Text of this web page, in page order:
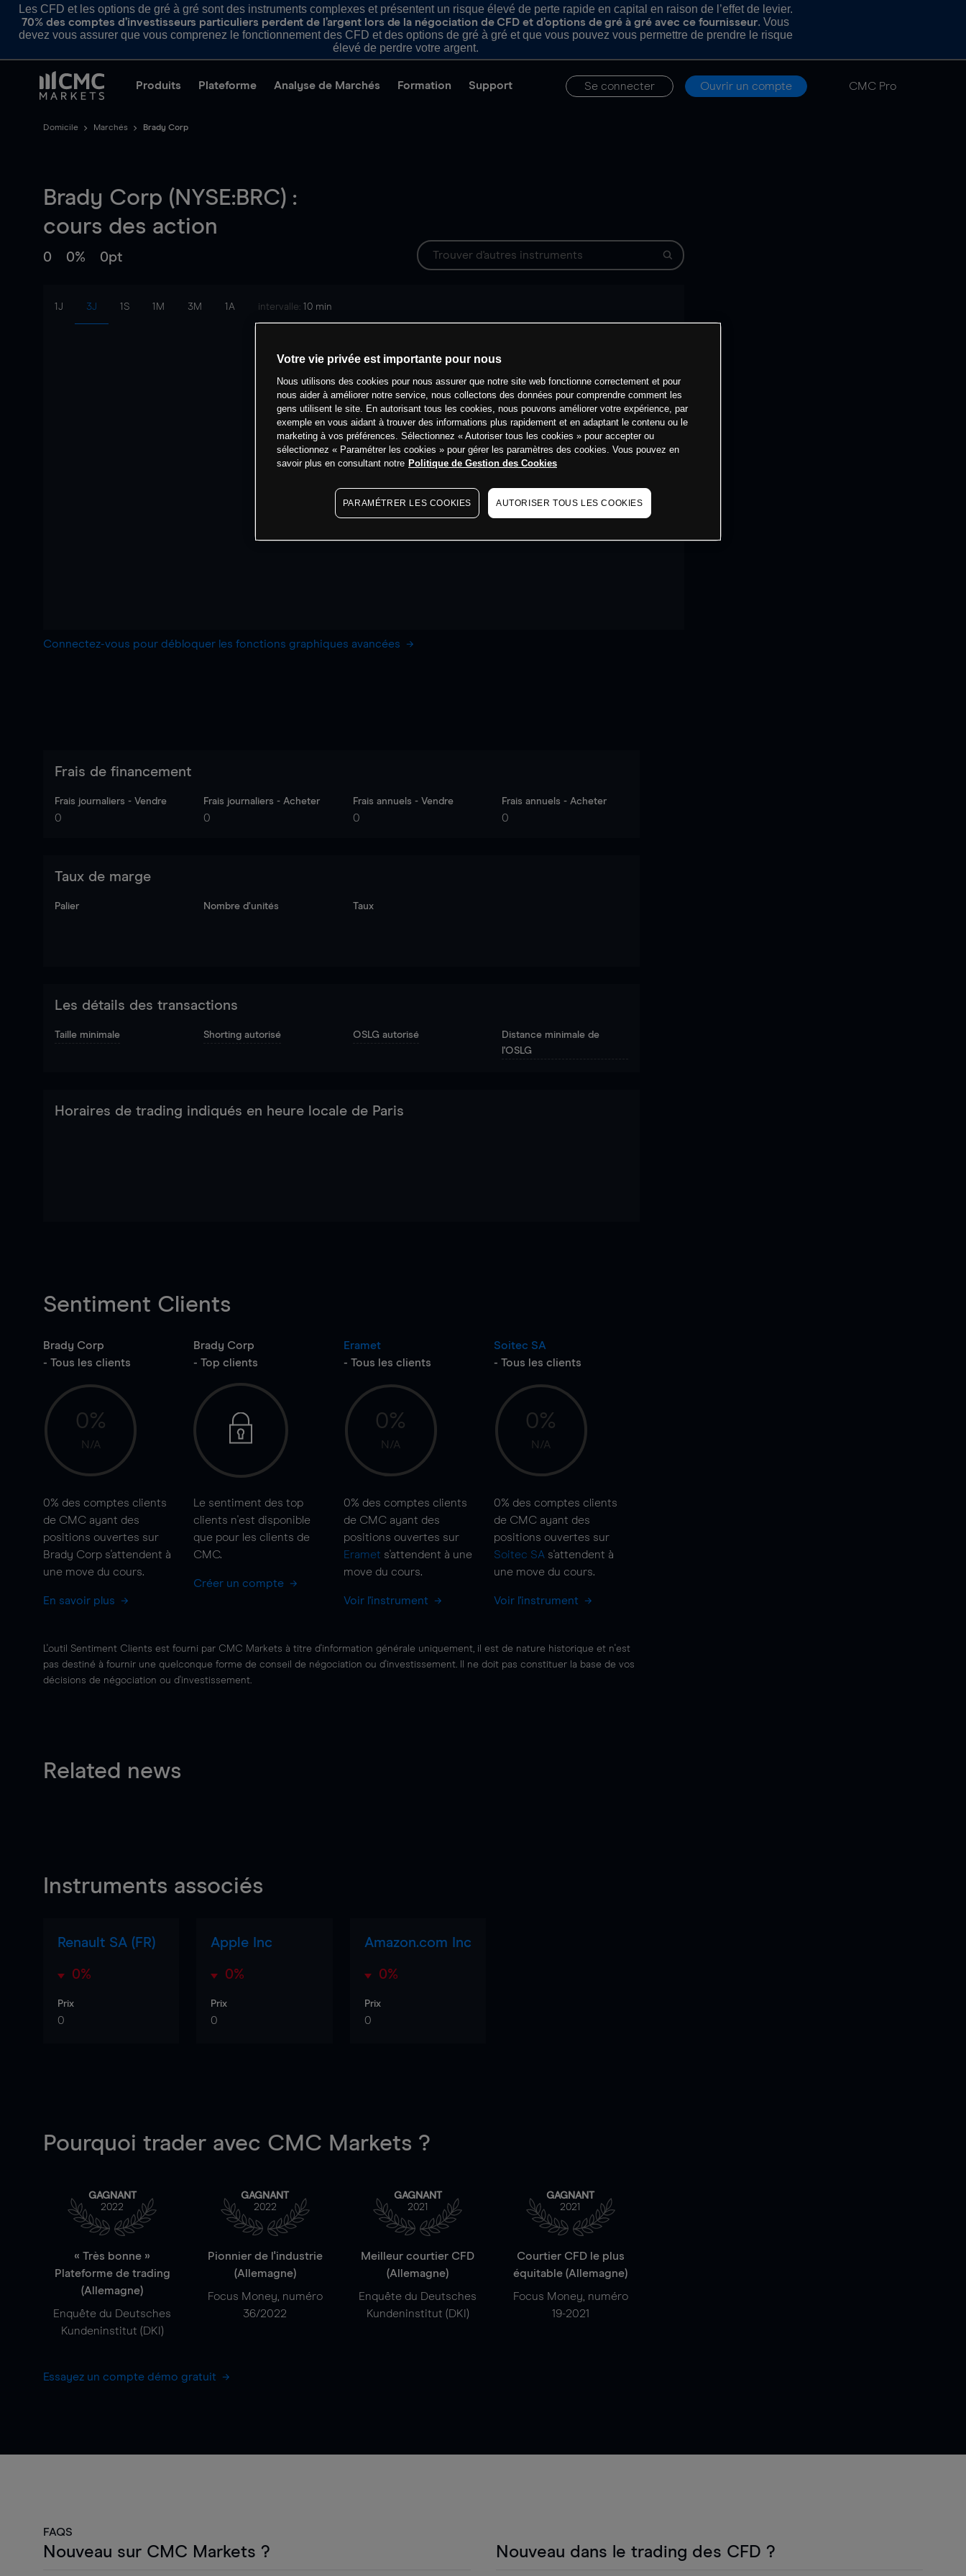
Les CFD et les options de gré à gré sont des instruments complexes et présentent un risque élevé de perte rapide en capital en raison de l’effet de levier.
70% des comptes d’investisseurs particuliers perdent de l’argent lors de la négociation de CFD et d’options de gré à gré avec ce fournisseur. Vous
devez vous assurer que vous comprenez le fonctionnement des CFD et des options de gré à gré et que vous pouvez vous permettre de prendre le risque
élevé de perdre votre argent.
Produits Plateforme Analyse de Marchés Formation Support Se connecter Ouvrir un compte CMC Pro
Domicile Marchés Brady Corp
Brady Corp (NYSE:BRC) :
cours des action
0 0% 0pt
1J 3J 1S 1M 3M 1A intervalle: 10 min
Connectez-vous pour débloquer les fonctions graphiques avancées
Frais de financement
Frais journaliers - Vendre
0
Frais journaliers - Acheter
0
Frais annuels - Vendre
0
Frais annuels - Acheter
0
Taux de marge
Palier Nombre d’unités Taux
Les détails des transactions
Taille minimale Shorting autorisé OSLG autorisé
Distance minimale de
l'OSLG
Horaires de trading indiqués en heure locale de Paris
Sentiment Clients
Brady Corp
- Tous les clients
0%
N/A
0% des comptes clients
de CMC ayant des
positions ouvertes sur
Brady Corp s'attendent à
une move du cours.
En savoir plus
Brady Corp
- Top clients
Le sentiment des top
clients n'est disponible
que pour les clients de
CMC.
Créer un compte
Eramet
- Tous les clients
0%
N/A
0% des comptes clients
de CMC ayant des
positions ouvertes sur
Eramet s'attendent à une
move du cours.
Voir l'instrument
Soitec SA
- Tous les clients
0%
N/A
0% des comptes clients
de CMC ayant des
positions ouvertes sur
Soitec SA s'attendent à
une move du cours.
Voir l'instrument
L'outil Sentiment Clients est fourni par CMC Markets à titre d'information générale uniquement, il est de nature historique et n'est
pas destiné à fournir une quelconque forme de conseil de négociation ou d'investissement. Il ne doit pas constituer la base de vos
décisions de négociation ou d'investissement.
Related news
Instruments associés
Renault SA (FR)
0%
Prix
0
Apple Inc
0%
Prix
0
Amazon.com Inc
0%
Prix
0
Pourquoi trader avec CMC Markets ?
GAGNANT
2022
« Très bonne »
Plateforme de trading
(Allemagne)
Enquête du Deutsches
Kundeninstitut (DKI)
GAGNANT
2022
Pionnier de l'industrie
(Allemagne)
Focus Money, numéro
36/2022
GAGNANT
2021
Meilleur courtier CFD
(Allemagne)
Enquête du Deutsches
Kundeninstitut (DKI)
GAGNANT
2021
Courtier CFD le plus
équitable (Allemagne)
Focus Money, numéro
19-2021
Essayez un compte démo gratuit
FAQS
Nouveau sur CMC Markets ? Nouveau dans le trading des CFD ?
Votre vie privée est importante pour nous
Nous utilisons des cookies pour nous assurer que notre site web fonctionne correctement et pour
nous aider à améliorer notre service, nous collectons des données pour comprendre comment les
gens utilisent le site. En autorisant tous les cookies, nous pouvons améliorer votre expérience, par
exemple en vous aidant à trouver des informations plus rapidement et en adaptant le contenu ou le
marketing à vos préférences. Sélectionnez « Autoriser tous les cookies » pour accepter ou
sélectionnez « Paramétrer les cookies » pour gérer les paramètres des cookies. Vous pouvez en
savoir plus en consultant notre Politique de Gestion des Cookies
PARAMÉTRER LES COOKIES AUTORISER TOUS LES COOKIES